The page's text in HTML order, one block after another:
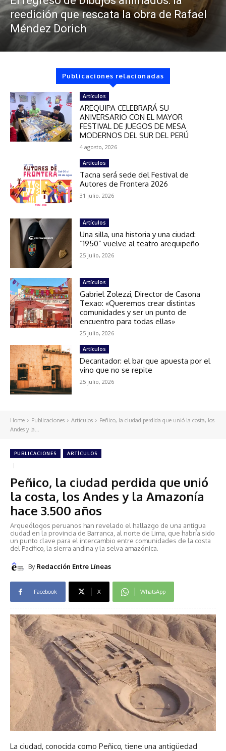
reedición que rescata la obra de Rafael
Méndez Dorich
Publicaciones relacionadas
Artículos
AREQUIPA CELEBRARÁ SU
ANIVERSARIO CON EL MAYOR
FESTIVAL DE JUEGOS DE MESA
MODERNOS DEL SUR DEL PERÚ
4 agosto, 2026
Artículos
Tacna será sede del Festival de
Autores de Frontera 2026
31 julio, 2026
Artículos
Una silla, una historia y una ciudad:
“1950” vuelve al teatro arequipeño
25 julio, 2026
Artículos
Gabriel Zolezzi, Director de Casona
Texao: «Queremos crear distintas
comunidades y ser un punto de
encuentro para todas ellas»
25 julio, 2026
Artículos
Decantador: el bar que apuesta por el
vino que no se repite
25 julio, 2026